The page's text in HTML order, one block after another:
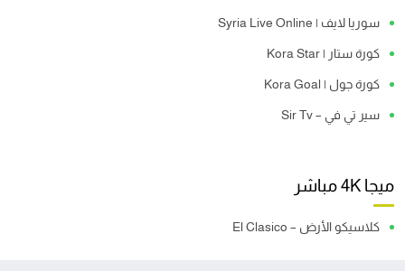
سوريا لايف | Syria Live Online
كورة ستار | Kora Star
كورة جول | Kora Goal
سير تي في – Sir Tv
ميجا 4K مباشر
كلاسيكو الأرض – El Clasico